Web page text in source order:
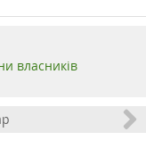
власників